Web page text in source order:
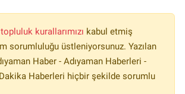
topluluk kurallarımızı kabul etmiş
sorumluluğu üstleniyorsunuz. Yazılan
Haber - Adıyaman Haberleri -
Haberleri hiçbir şekilde sorumlu